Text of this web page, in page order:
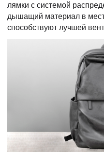
лямки с системой
дышащий материал в
способствуют лучшей